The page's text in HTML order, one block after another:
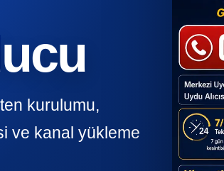
kurulumu,
ve kanal yükleme